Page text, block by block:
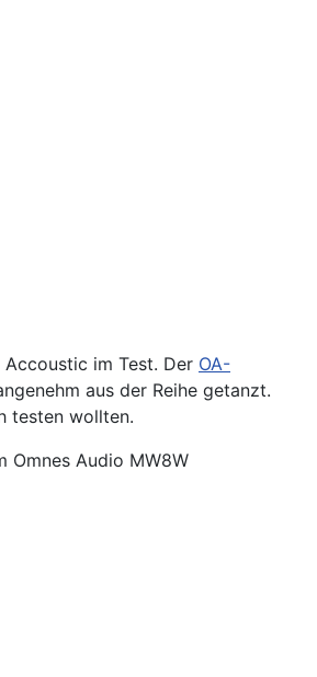
im Test. Der OA-
aus der Reihe getanzt.
testen wollten.
Omnes Audio MW8W